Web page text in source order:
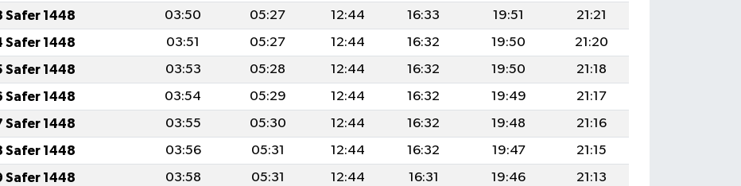
Safer 1448 03:50 05:27 12:44 16:33 19:51
21:21
Safer 1448 03:51 05:27 12:44 16:32 19:50
21:20
Safer 1448 03:53 05:28 12:44 16:32 19:50
21:18
Safer 1448 03:54 05:29 12:44 16:32 19:49
21:17
Safer 1448 03:55 05:30 12:44 16:32 19:48
21:16
Safer 1448 03:56 05:31 12:44 16:32 19:47
21:15
Safer 1448 03:58 05:31 12:44 16:31 19:46
21:13